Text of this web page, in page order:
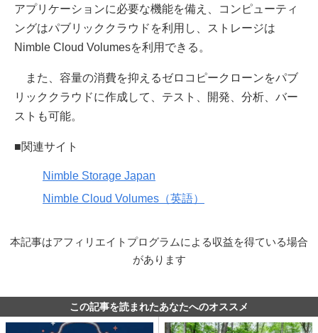
アプリケーションに必要な機能を備え、コンピューティ
ングはパブリッククラウドを利用し、ストレージは
Nimble Cloud Volumesを利用できる。
また、容量の消費を抑えるゼロコピークローンをパブ
リッククラウドに作成して、テスト、開発、分析、バー
ストも可能。
■関連サイト
Nimble Storage Japan
Nimble Cloud Volumes（英語）
本記事はアフィリエイトプログラムによる収益を得ている場合
があります
この記事を読まれたあなたへのオススメ